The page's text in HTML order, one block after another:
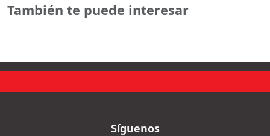
También te puede interesar
Síguenos